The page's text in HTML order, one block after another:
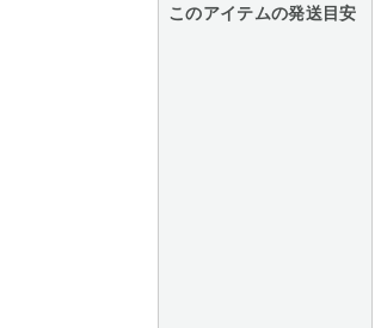
このアイテムの発送目安